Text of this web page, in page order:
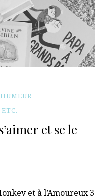
HUMEUR
et se le
et à l’Amoureux 3